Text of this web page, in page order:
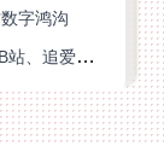
字鸿沟
Quickback和巨鲸好用吗？在海外深夜想刷B站、追爱奇艺的你，或许正需要这份答案